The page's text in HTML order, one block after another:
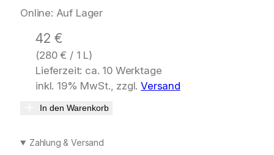
Online: Auf Lager
42 €
(280€ / 1 L)
Lieferzeit: ca. 10 Werktage
inkl. 19% MwSt., zzgl.Versand
In den Warenkorb
Zahlung & Versand